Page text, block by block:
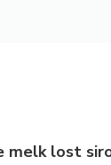
melk lost